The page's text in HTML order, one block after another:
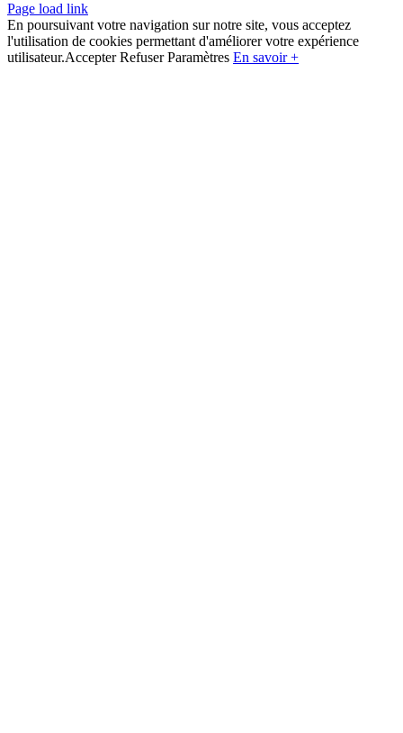
Page load link
En poursuivant votre navigation sur notre site, vous acceptez
l'utilisation de cookies permettant d'améliorer votre expérience
utilisateur.Accepter Refuser Paramètres En savoir +